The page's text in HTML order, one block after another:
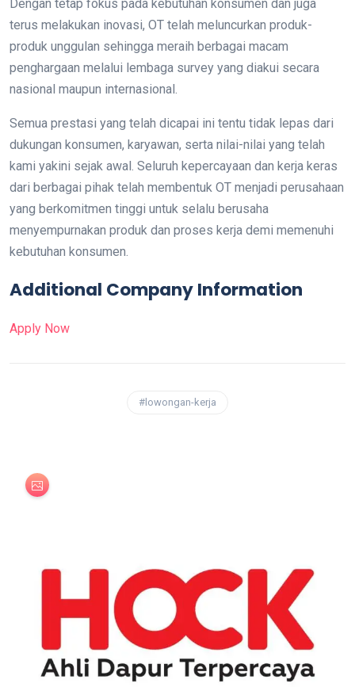
Dengan tetap fokus pada kebutuhan konsumen dan juga
terus melakukan inovasi, OT telah meluncurkan produk-
produk unggulan sehingga meraih berbagai macam
penghargaan melalui lembaga survey yang diakui secara
nasional maupun internasional.
Semua prestasi yang telah dicapai ini tentu tidak lepas dari
dukungan konsumen, karyawan, serta nilai-nilai yang telah
kami yakini sejak awal. Seluruh kepercayaan dan kerja keras
dari berbagai pihak telah membentuk OT menjadi perusahaan
yang berkomitmen tinggi untuk selalu berusaha
menyempurnakan produk dan proses kerja demi memenuhi
kebutuhan konsumen.
Additional Company Information
Apply Now
#lowongan-kerja